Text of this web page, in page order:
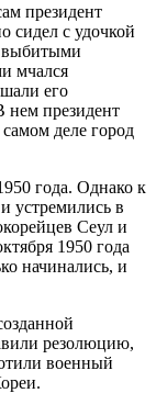
президент
с удочкой
выбитыми
мчался
его
нем президент
деле город
года. Однако к
устремились в
Сеул и
1950 года
начинались, и
резолюцию,
военный